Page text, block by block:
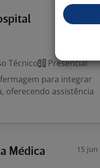
Técnico
Presencial
para integrar
oferecendo assistência
Médica 15 jun